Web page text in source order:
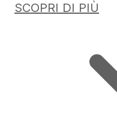
SCOPRI DI PIÙ